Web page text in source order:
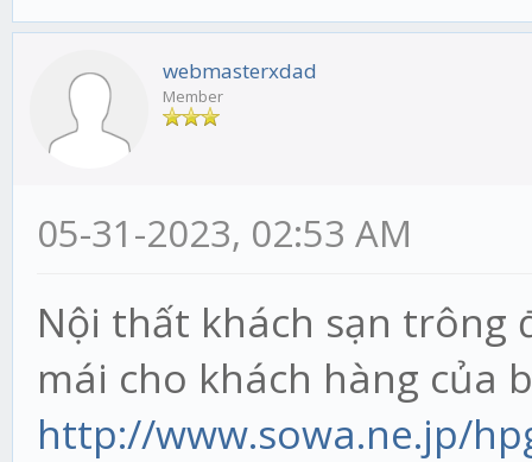
webmasterxdad
Member
05-31-2023, 02:53 AM
Nội thất khách sạn trông
mái cho khách hàng của
http://www.sowa.ne.jp/